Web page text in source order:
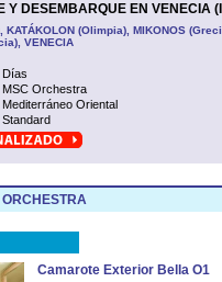
Y DESEMBARQUE EN VENECIA
(Olimpia), MIKONOS
VENECIA
Días
MSC Orchestra
Mediterráneo Oriental
Standard
Camarote Exterior Bella O1